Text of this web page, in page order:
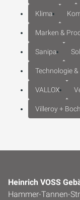
Klima
Marken &
Sanipa
Technologie
VALLOX
Villeroy + Boch
Heinrich VOSS
Hammer-Tannen-